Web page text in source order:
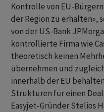
Kontrolle von EU-
der Region zu erhalten»,
von der US-Bank
kontrollierte Firma wie
theoretisch keinen
übernehmen und
innerhalb der EU
Strukturen für einen
Easyjet-Gründer Stelios